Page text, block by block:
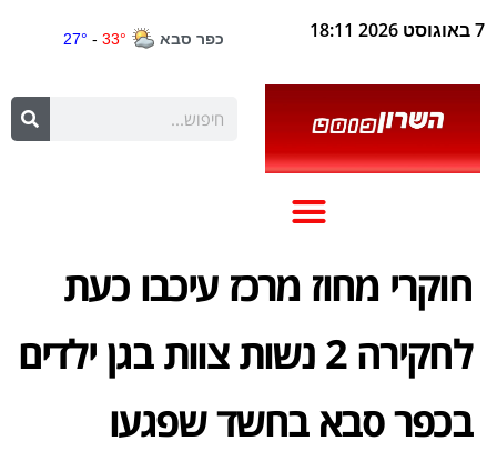
7 באוגוסט 2026 18:11
חוקרי מחוז מרכז עיכבו כעת
לחקירה 2 נשות צוות בגן ילדים
בכפר סבא בחשד שפגעו